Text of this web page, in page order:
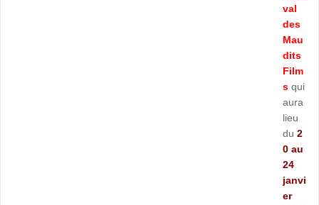
val
des
Mau
dits
Film
s qui
aura
lieu
du 2
0 au
24
janvi
er